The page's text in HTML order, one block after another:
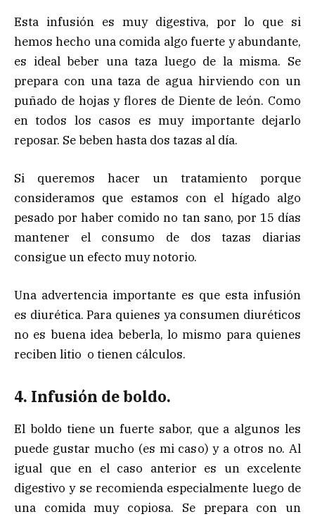
Esta infusión es muy digestiva, por lo que si
hemos hecho una comida algo fuerte y abundante,
es ideal beber una taza luego de la misma. Se
prepara con una taza de agua hirviendo con un
puñado de hojas y flores de Diente de león. Como
en todos los casos es muy importante dejarlo
reposar. Se beben hasta dos tazas al día.
Si queremos hacer un tratamiento porque
consideramos que estamos con el hígado algo
pesado por haber comido no tan sano, por 15 días
mantener el consumo de dos tazas diarias
consigue un efecto muy notorio.
Una advertencia importante es que esta infusión
es diurética. Para quienes ya consumen diuréticos
no es buena idea beberla, lo mismo para quienes
reciben litio o tienen cálculos.
4. Infusión de boldo.
El boldo tiene un fuerte sabor, que a algunos les
puede gustar mucho (es mi caso) y a otros no. Al
igual que en el caso anterior es un excelente
digestivo y se recomienda especialmente luego de
una comida muy copiosa. Se prepara con un